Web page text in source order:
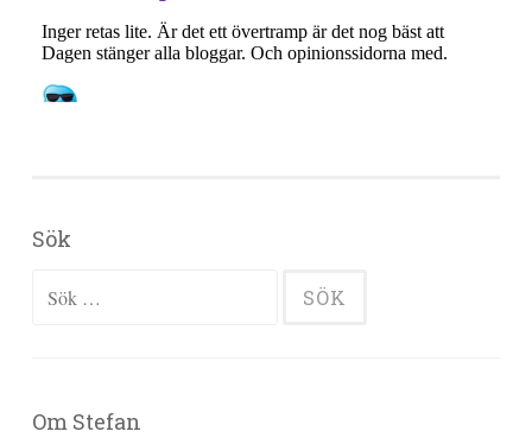
Sök
Sök efter:
Om Stefan